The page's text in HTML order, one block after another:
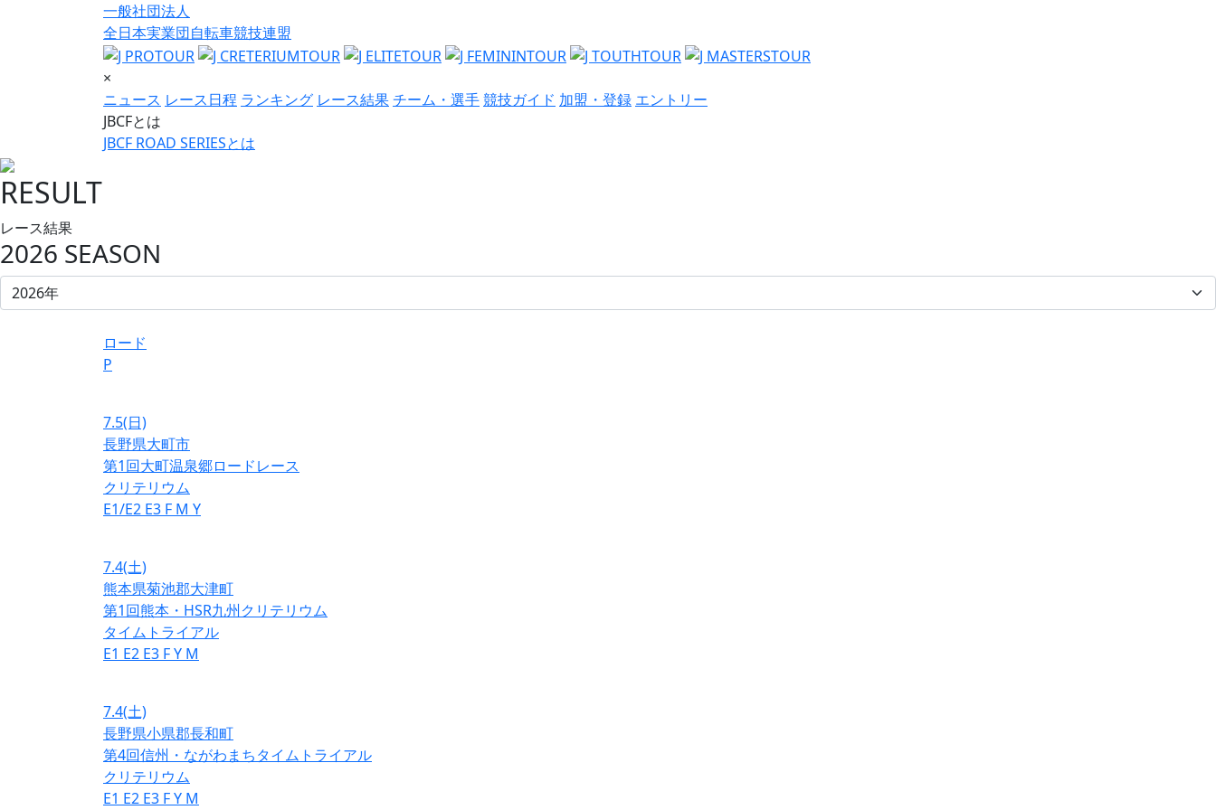
一般社団法人
全日本実業団自転車競技連盟
×
ニュース レース日程 ランキング レース結果チーム・選手競技ガイド 加盟・登録 エントリー
JBCFとは
JBCF ROAD SERIESとは
RESULT
レース結果
2026 SEASON
ロード
P
7.5(日)
長野県大町市
第1回大町温泉郷ロードレース
クリテリウム
E1/E2 E3 F M Y
7.4(土)
熊本県菊池郡大津町
第1回熊本・HSR九州クリテリウム
タイムトライアル
E1 E2 E3 FY M
7.4(土)
長野県小県郡長和町
第4回信州・ながわまちタイムトライアル
クリテリウム
E1 E2 E3 FY M